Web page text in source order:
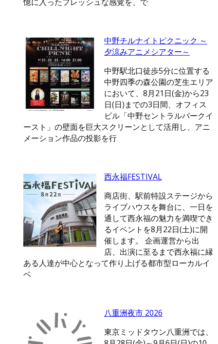
中野チルナイトピクニック ～
夕涼みアニメシアター～
中野駅北口徒歩5分に位置する
中野四季の森公園の芝生エリア
において、8月21日(金)から23
日(日)までの3日間、オフィス
ビル「中野セントラルパークイ
ースト」の壁面を巨大スクリーンとして活用し、アニ
メーション作品の投影を行
西永福FESTIVAL
商店街、駅前特設ステージから
ライブハウスを舞台に、一日を
通して西永福の魅力を満喫でき
るイベントを8月22日(土)に開
催します。 企画運営から出
店、出演に至るまで西永福に縁
ある人達が中心となって作り上げる都市型ローカルイ
ベ
八重洲夜市 2026
東京ミッドタウン八重洲では、